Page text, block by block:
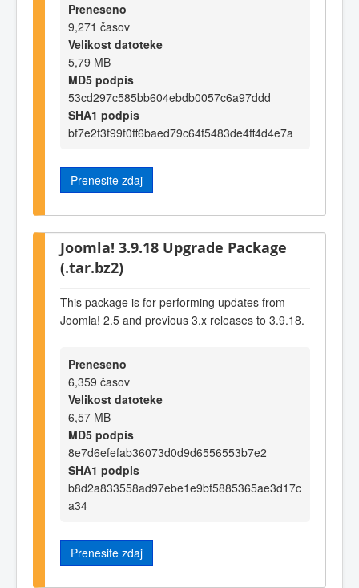
Preneseno
9,271 časov
Velikost datoteke
5,79 MB
MD5 podpis
53cd297c585bb604ebdb0057c6a97ddd
SHA1 podpis
bf7e2f3f99f0ff6baed79c64f5483de4ff4d4e7a
Prenesite zdaj
Joomla! 3.9.18 Upgrade Package
(.tar.bz2)
This package is for performing updates from
Joomla! 2.5 and previous 3.x releases to 3.9.18.
Preneseno
6,359 časov
Velikost datoteke
6,57 MB
MD5 podpis
8e7d6efefab36073d0d9d6556553b7e2
SHA1 podpis
b8d2a833558ad97ebe1e9bf5885365ae3d17c
a34
Prenesite zdaj